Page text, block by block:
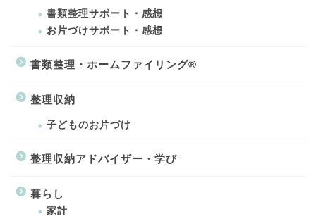
書類整理サポート・感想
お片づけサポート・感想
書類整理・ホームファイリング®
整理収納
子どものお片づけ
整理収納アドバイザー・学び
暮らし
家計